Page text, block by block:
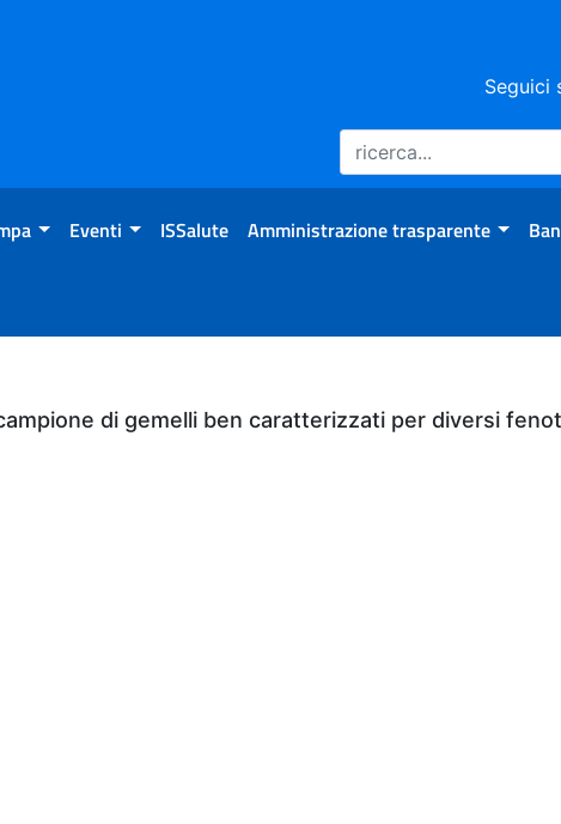
Seguici
Eventi ISSalute Amministrazione trasparente
di gemelli ben caratterizzati per diversi